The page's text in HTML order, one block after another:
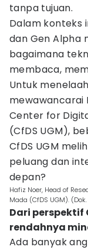
tanpa tujuan.
Dalam konteks
dan Gen Alpha
bagaimana
membaca,
Untuk
mewawancarai
Center for
(CfDS UGM),
CfDS UGM
peluang dan
depan?
Hafiz Noer, Head of
Mada (CfDS UGM).
Dari perspektif
rendahnya
Ada banyak